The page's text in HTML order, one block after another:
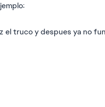
el truco y despues ya no